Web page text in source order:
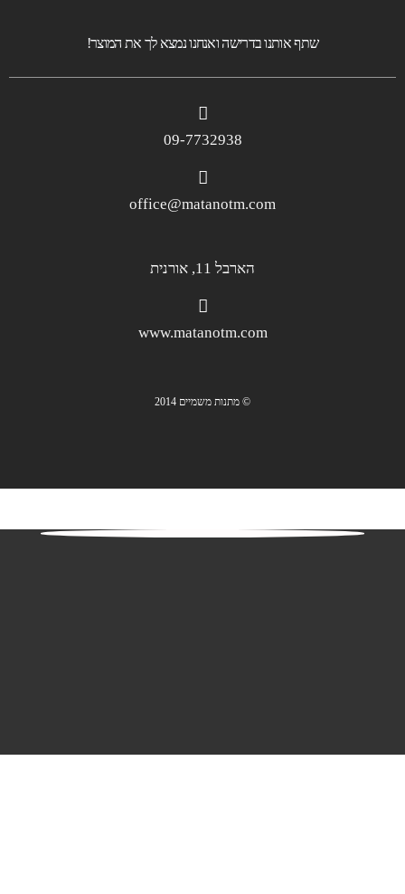
שתף אותנו בדרישה ואנחנו נמצא לך את המוצר!
09-7732938
office@matanotm.com
הארבל 11, אורנית
www.matanotm.com
© מתנות משמיים 2014